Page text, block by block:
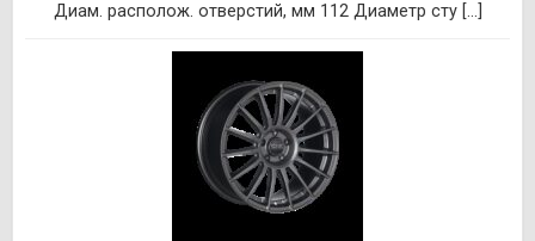
Диам. располож. отверстий, мм 112 Диаметр сту [...]